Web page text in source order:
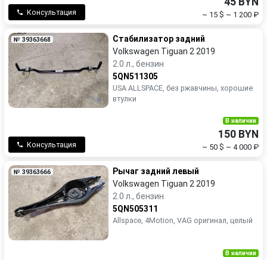
Консультация ~ 15 $ ~ 1 200 ₽
№ 39363668
Стабилизатор задний
Volkswagen Tiguan 2 2019
2.0 л., бензин
5QN511305
USA ALLSPACE, без ржавчины, хорошие
втулки
Консультация
В наличии
150 BYN
~ 50 $ ~ 4 000 ₽
№ 39363666
Рычаг задний левый
Volkswagen Tiguan 2 2019
2.0 л., бензин
5QN505311
Allspace, 4Motion, VAG оригинал, целый
В наличии